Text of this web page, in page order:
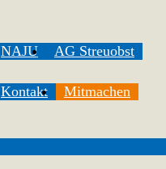
NAJU AG Streuobst
Kontakt Mitmachen